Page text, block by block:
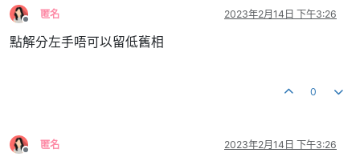
離線
匿名 2023年2月14日 下午3:26
點解分左手唔可以留低舊相
0
離線
匿名 2023年2月14日 下午3:26